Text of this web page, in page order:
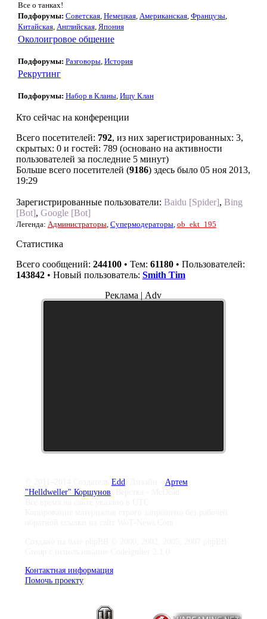
Все о танках!
Подфорумы: Советская, Немецкая, Американская, Французы,
Китайская, Английская, Япония
Околоигровое общение
Подфорумы: Разговоры, История
Рекрутинг
Подфорумы: Набор в Кланы, Ищу Клан
Кто сейчас на конференции
Всего посетителей: 792, из них зарегистрированных: 3,
скрытых: 0 и гостей: 789 (основано на активности
пользователей за последние 5 минут)
Больше всего посетителей (9186) здесь было 05 ноя 2013,
19:29
Зарегистрированные пользователи: Baidu [Spider], Bing
[Bot], Google [Bot]
Легенда: Администраторы, Супермодераторы, ob_ekt_195
Статистика
Всего сообщений: 244100• Тем: 61180• Пользователей:
143842• Новый пользователь: Smith Tim
Реклама | Adv
Edd
Артем
"Helldweller" Коршунов
Контактная информация
Помочь проекту